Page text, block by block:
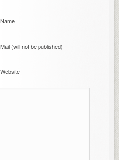
Name
Mail (will not be published)
Website